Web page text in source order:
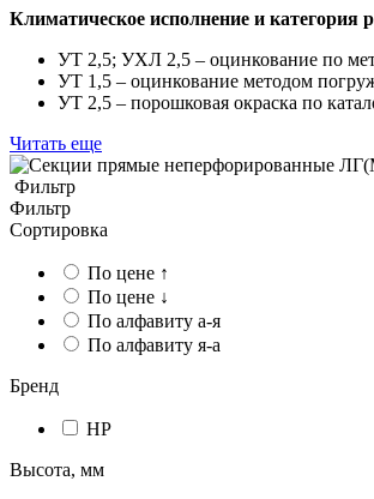
Климатическое исполнение и категория
УТ 2,5; УХЛ 2,5 – оцинкование по
УТ 1,5 – оцинкование методом
УТ 2,5 – порошковая окраска по
Читать еще
Фильтр
Фильтр
Сортировка
По цене ↑
По цене ↓
По алфавиту а-я
По алфавиту я-а
Бренд
НР
Высота, мм